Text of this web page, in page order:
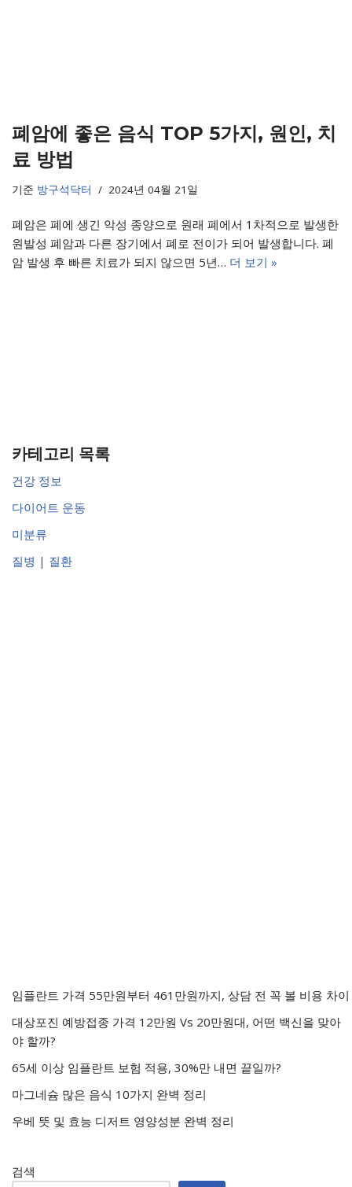
폐암에 좋은 음식 TOP 5가지, 원인, 치
료 방법
기준 방구석닥터 2024년 04월 21일
폐암은 폐에 생긴 악성 종양으로 원래 폐에서 1차적으로 발생한
원발성 폐암과 다른 장기에서 폐로 전이가 되어 발생합니다. 폐
암 발생 후 빠른 치료가 되지 않으면 5년… 더 보기 »
카테고리 목록
건강 정보
다이어트 운동
미분류
질병 | 질환
임플란트 가격 55만원부터 461만원까지, 상담 전 꼭 볼 비용 차이
대상포진 예방접종 가격 12만원 Vs 20만원대, 어떤 백신을 맞아
야 할까?
65세 이상 임플란트 보험 적용, 30%만 내면 끝일까?
마그네슘 많은 음식 10가지 완벽 정리
우베 뜻 및 효능 디저트 영양성분 완벽 정리
검색